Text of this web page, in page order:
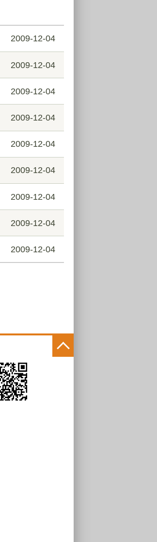
2009-12-04
2009-12-04
2009-12-04
2009-12-04
2009-12-04
2009-12-04
2009-12-04
2009-12-04
2009-12-04